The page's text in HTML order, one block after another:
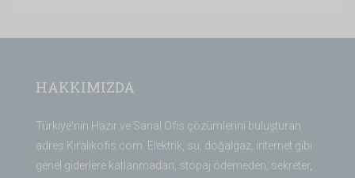
HAKKIMIZDA
Türkiye'nin Hazır ve Sanal Ofis çözümlerini buluşturan
adres Kiralikofis.com. Elektrik, su, doğalgaz, internet gibi
genel giderlere katlanmadan, stopaj ödemeden, sekreter,